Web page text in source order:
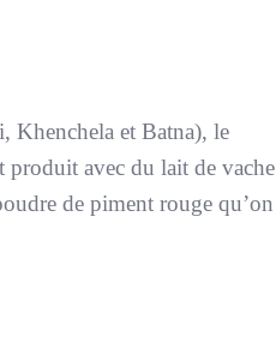
Khenchela et Batna), le
produit avec du lait de vache
de piment rouge qu’on